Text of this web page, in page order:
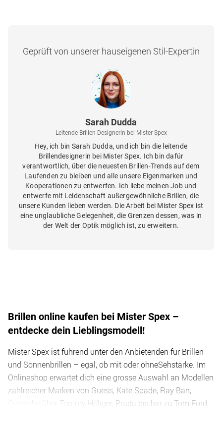
Geprüft von unserer hauseigenen Stil-Expertin
Sarah Dudda
Leitende Brillen-Designerin bei Mister Spex
Hey, ich bin Sarah Dudda, und ich bin die leitende
Brillendesignerin bei Mister Spex. Ich bin dafür
verantwortlich, über die neuesten Brillen-Trends auf dem
Laufenden zu bleiben und alle unsere Eigenmarken und
Kooperationen zu entwerfen. Ich liebe meinen Job und
entwerfe mit Leidenschaft außergewöhnliche Brillen, die
unsere Kunden lieben werden. Die Arbeit bei Mister Spex ist
eine unglaubliche Gelegenheit, die Grenzen dessen, was in
der Welt der Optik möglich ist, zu erweitern.
Brillen online kaufen bei Mister Spex –
entdecke dein Lieblingsmodell!
Mister Spex ist führend unter den Anbietenden für Brillen
und Sonnenbrillen – egal, ob mit oder ohneSehstärke. Im
Onlineshop erwartet dich eine grosse Auswahl an Modellen
zahlreicher Marken von Guess, Kate Spade, Ray Ban,
Givenchy über Tommy Hilfiger, Prada bis hin zu Tom Ford.